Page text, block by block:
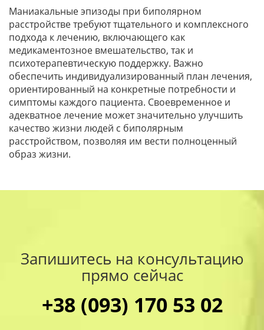
Маниакальные эпизоды при биполярном
расстройстве требуют тщательного и комплексного
подхода к лечению, включающего как
медикаментозное вмешательство, так и
психотерапевтическую поддержку. Важно
обеспечить индивидуализированный план лечения,
ориентированный на конкретные потребности и
симптомы каждого пациента. Своевременное и
адекватное лечение может значительно улучшить
качество жизни людей с биполярным
расстройством, позволяя им вести полноценный
образ жизни.
Запишитесь на консультацию
прямо сейчас
+38 (093) 170 53 02